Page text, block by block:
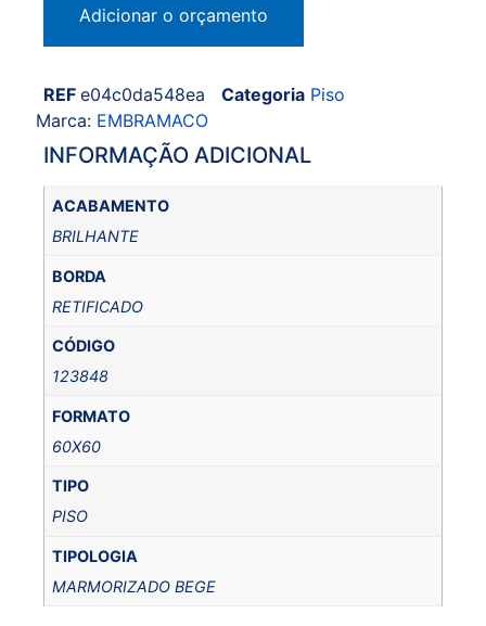
Adicionar o orçamento
REF e04c0da548ea Categoria Piso
Marca: EMBRAMACO
INFORMAÇÃO ADICIONAL
ACABAMENTO
BRILHANTE
BORDA
RETIFICADO
CÓDIGO
123848
FORMATO
60X60
TIPO
PISO
TIPOLOGIA
MARMORIZADO BEGE